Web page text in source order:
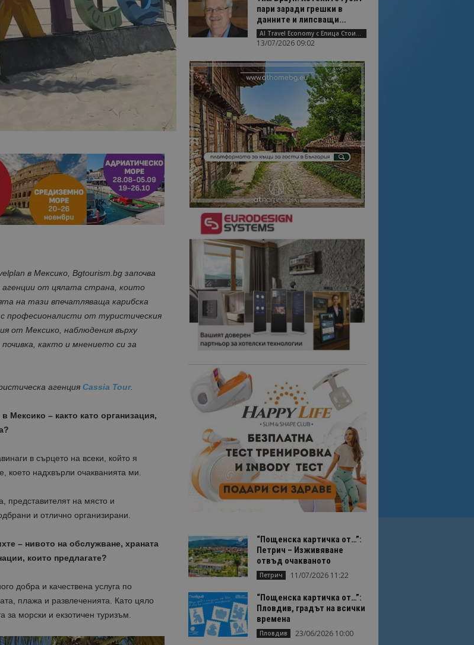
в Мексико, Bgtourism.bg започва
от цялата страна, които
на тази впечатляваща карибска
професионалисти от туристическия
от Мексико, наблюдения върху
както и мнението си за
агенцияCassia Tour.
– както като организация,
в сърцето на всеки, който я
което надхвърли очакванията ми.
представителят на място и
и отлично организирани.
– нивото на обслужване, храната
които предлагате?
добра и качествена услуга по
плажа и развлеченията. Като цяло
за морски и екзотичен туризъм.
пари заради грешки в
данните и липсващи...
AI Travel Economy с Елица Стоилова
13/07/2026 09:02
“Пощенска картичка от…”:
Петрич – Изживяване
отвъд очакваното
Петрич 11/07/2026 11:22
“Пощенска картичка от…”:
Пловдив, градът на всички
времена
Пловдив 23/06/2026 10:00